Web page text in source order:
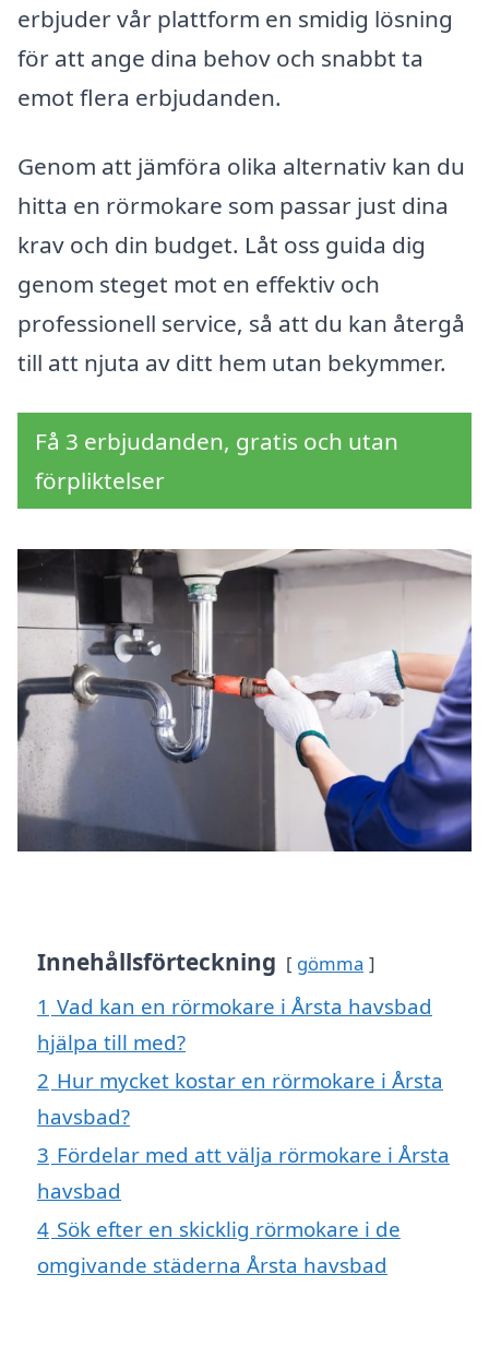
erbjuder vår plattform en smidig lösning
för att ange dina behov och snabbt ta
emot flera erbjudanden.
Genom att jämföra olika alternativ kan du
hitta en rörmokare som passar just dina
krav och din budget. Låt oss guida dig
genom steget mot en effektiv och
professionell service, så att du kan återgå
till att njuta av ditt hem utan bekymmer.
Få 3 erbjudanden, gratis och utan
förpliktelser
Innehållsförteckning gömma
1 Vad kan en rörmokare i Årsta havsbad
hjälpa till med?
2 Hur mycket kostar en rörmokare i Årsta
havsbad?
3 Fördelar med att välja rörmokare i Årsta
havsbad
4 Sök efter en skicklig rörmokare i de
omgivande städerna Årsta havsbad